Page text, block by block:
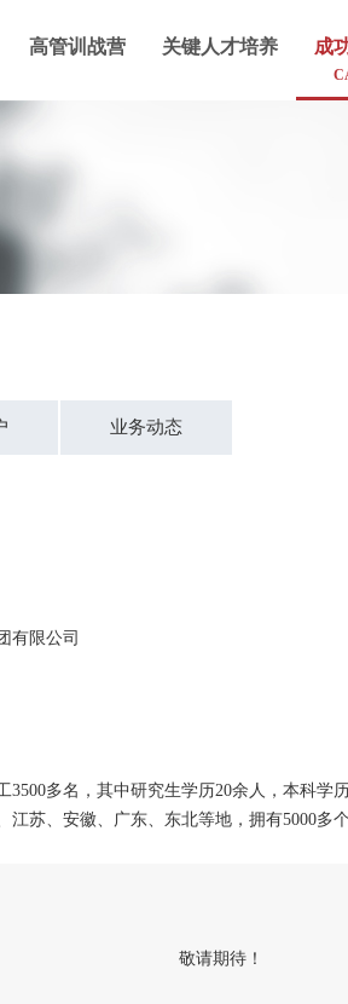
高管训战营 关键人才培养 成
业务动态
有限公司
多名，其中研究生学历20余人，本科学
苏、安徽、广东、东北等地，拥有5000多
敬请期待！